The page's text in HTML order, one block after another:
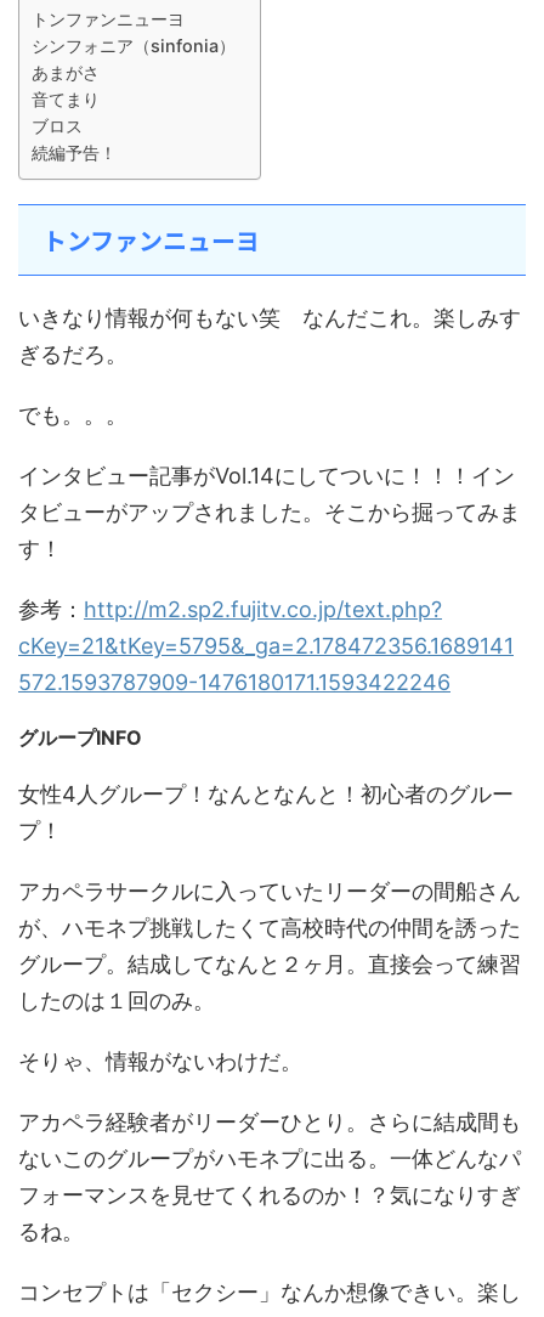
トンファンニューヨ
シンフォニア（sinfonia）
あまがさ
音てまり
ブロス
続編予告！
トンファンニューヨ
いきなり情報が何もない笑 なんだこれ。楽しみす
ぎるだろ。
でも。。。
インタビュー記事がVol.14にしてついに！！！イン
タビューがアップされました。そこから掘ってみま
す！
参考： http://m2.sp2.fujitv.co.jp/text.php?
cKey=21&tKey=5795&_ga=2.178472356.1689141
572.1593787909-1476180171.1593422246
グループINFO
女性4人グループ！なんとなんと！初心者のグルー
プ！
アカペラサークルに入っていたリーダーの間船さん
が、ハモネプ挑戦したくて高校時代の仲間を誘った
グループ。結成してなんと２ヶ月。直接会って練習
したのは１回のみ。
そりゃ、情報がないわけだ。
アカペラ経験者がリーダーひとり。さらに結成間も
ないこのグループがハモネプに出る。一体どんなパ
フォーマンスを見せてくれるのか！？気になりすぎ
るね。
コンセプトは「セクシー」なんか想像できい。楽し